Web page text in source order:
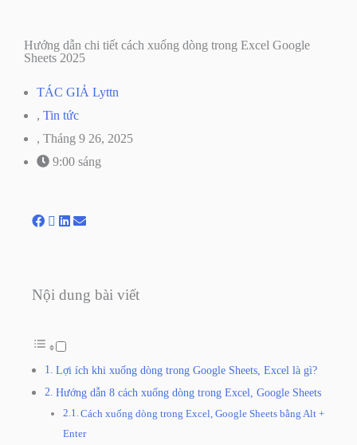
Hướng dẫn chi tiết cách xuống dòng trong Excel Google
Sheets 2025
TÁC GIẢ Lyttn
, Tin tức
, Tháng 9 26, 2025
9:00 sáng
Nội dung bài viết
Lợi ích khi xuống dòng trong Google Sheets, Excel là gì?
Hướng dẫn 8 cách xuống dòng trong Excel, Google Sheets
Cách xuống dòng trong Excel, Google Sheets bằng Alt +
Enter